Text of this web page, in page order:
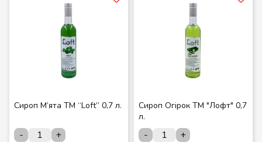
Сироп М’ята ТМ “Loft” 0,7 л.
-
+
Сироп Огірок ТМ "Лофт" 0,7
л.
-
+